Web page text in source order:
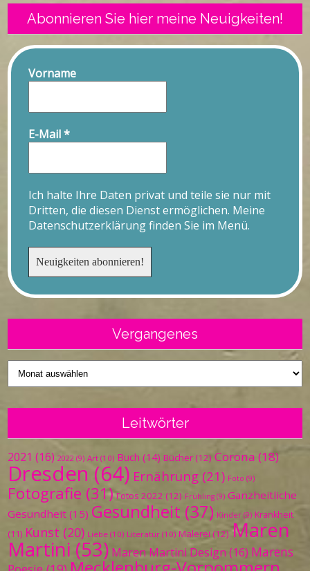
Abonnieren Sie hier meine Neuigkeiten!
Vorname
E-Mail*
Ich halte Ihre Daten privat und teile sie nur mit
Dritten, die diesen Dienst ermöglichen. Meine
Datenschutzerklärung finden Sie im Menü.
Vergangenes
Vergangenes
Leitwörter
2021 (16) 2022 (9) Art (10) Buch (14) Bücher (12) Corona (18)
Dresden (64) Ernährung (21) Foto (9)
Fotografie (31) Fotos 2022 (12) Frühling (9) Ganzheitliche
Gesundheit (15) Gesundheit (37) Kinder (9) Krankheit
(11) Kunst (20) Liebe (10) Literatur (10) Malerei (12) Maren
Martini (53) Maren Martini Design (16) Marens